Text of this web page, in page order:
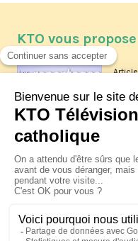
KTO vous propose
Article
Les
La
XIV
Le